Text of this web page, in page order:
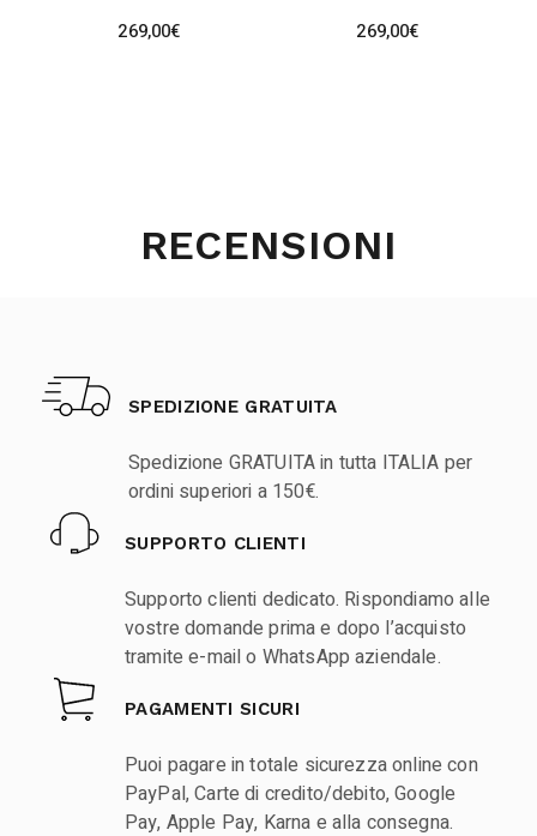
269,00€ 269,00€
RECENSIONI
SPEDIZIONE GRATUITA
Spedizione GRATUITA in tutta ITALIA per
ordini superiori a 150€.
SUPPORTO CLIENTI
Supporto clienti dedicato. Rispondiamo alle
vostre domande prima e dopo l’acquisto
tramite e-mail o WhatsApp aziendale.
PAGAMENTI SICURI
Puoi pagare in totale sicurezza online con
PayPal, Carte di credito/debito, Google
Pay, Apple Pay, Karna e alla consegna.